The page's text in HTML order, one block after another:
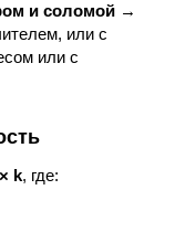
и соломой→
или с
или с
k, где: